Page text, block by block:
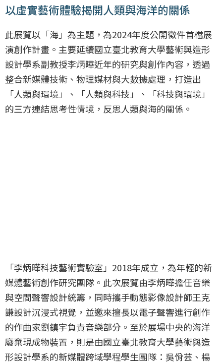
以虛實藝術體驗揭開人類與海洋的關係
此展覽以「海」為主題，為2024年度公開徵件首檔展
演創作計畫。主要延續國立臺北教育大學藝術與造形
設計學系副教授李炳曄近年的研究與創作內容，透過
整合新媒體技術、物理媒材與大數據處理，打造出
「人類與環境」、「人類與科技」、「科技與環境」
的三方連結思考性情境，反思人類與海的關係。
「李炳曄科技藝術實驗室」2018年成立，為年輕的新
媒體藝術創作研究團隊。此次展覽由李炳曄擔任音樂
與空間聲響設計統籌，同時攜手動態影像設計師王克
謙設計沉浸式視覺，並邀來擅長以電子聲響進行創作
的作曲家劉鎮宇負責音樂部分。至於展場中央的海洋
廢棄現成物裝置，則是由國立臺北教育大學藝術與造
形設計學系的新媒體跨域學程學生團隊：吳佾芸、楊